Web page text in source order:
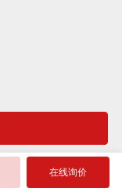
在线询价